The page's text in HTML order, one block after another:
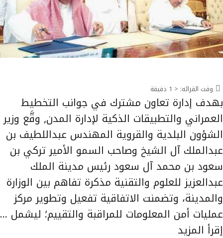
وقت القرائه: < 1 دقيقة
بهدف إدارة تعاون مشترك في جوانب التخطيط
العمراني والتطبيقات الذكية لإدارة المدن, وقَّع وزير
الشؤون البلدية والقروية المهندس عبداللطيف بن
عبدالملك آل الشيخ وصاحب السمو الأمير تركي بن
سعود بن محمد آل سعود رئيس مدينة الملك
عبدالعزيز للعلوم والتقنية مذكرة تفاهم بين الوزارة
والمدينة، وتضمنت الاتفاقية تفعيل وتطوير مركز
عمليات أمن المعلومات للمراقبة والتقييم؛ ليشمل …
إقرأ المزيد